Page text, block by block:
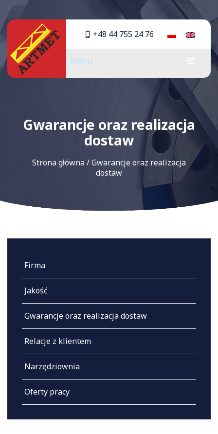
+48 44 755 24 76
Menu
Gwarancje oraz realizacja
dostaw
Strona główna/Gwarancje oraz realizacja
dostaw
Firma
Jakość
Gwarancje oraz realizacja dostaw
Relacje z klientem
Narzędziownia
Oferty pracy